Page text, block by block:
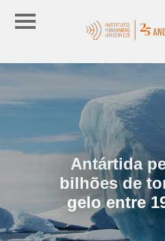
Antártida
bilhões de
gelo entre